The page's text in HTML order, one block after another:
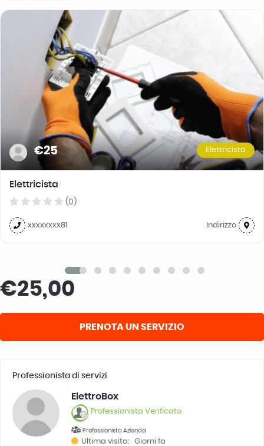
€25 Elettricista
Elettricista
(0)
xxxxxxxx81 Indirizzo
€25,00
PRENOTA UN SERVIZIO
Professionista di servizi
ElettroBox
Professionista Verificato
Professionista Azienda
Ultima visita: Giorni fa